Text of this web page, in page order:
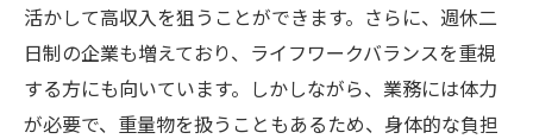
活かして高収入を狙うことができます。さらに、週休二
日制の企業も増えており、ライフワークバランスを重視
する方にも向いています。しかしながら、業務には体力
が必要で、重量物を扱うこともあるため、身体的な負担